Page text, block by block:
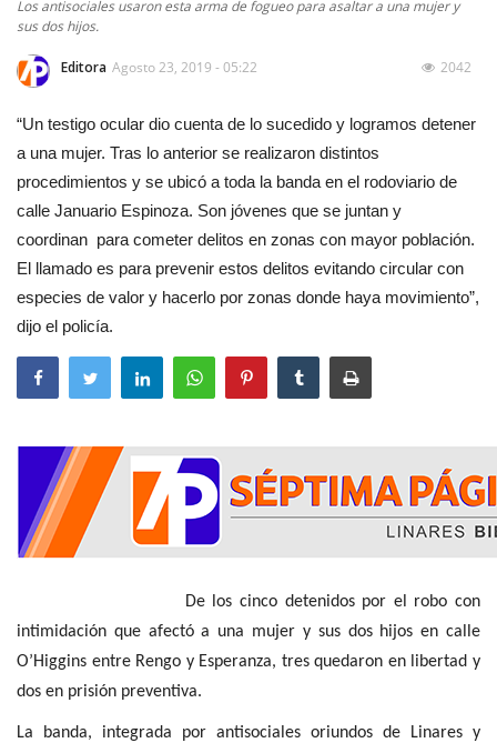
Los antisociales usaron esta arma de fogueo para asaltar a una mujer y
sus dos hijos.
Editora Agosto 23, 2019 - 05:22 2042
“Un testigo ocular dio cuenta de lo sucedido y logramos detener
a una mujer. Tras lo anterior se realizaron distintos
procedimientos y se ubicó a toda la banda en el rodoviario de
calle Januario Espinoza. Son jóvenes que se juntan y
coordinan para cometer delitos en zonas con mayor población.
El llamado es para prevenir estos delitos evitando circular con
especies de valor y hacerlo por zonas donde haya movimiento”,
dijo el policía.
De los cinco detenidos por el robo con
intimidación que afectó a una mujer y sus dos hijos en calle
O’Higgins entre Rengo y Esperanza, tres quedaron en libertad y
dos en prisión preventiva.
La banda, integrada por antisociales oriundos de Linares y